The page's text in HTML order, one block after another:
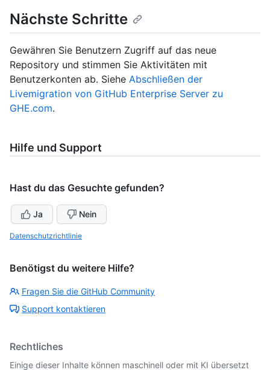
Nächste Schritte
Gewähren Sie Benutzern Zugriff auf das neue
Repository und stimmen Sie Aktivitäten mit
Benutzerkonten ab. Siehe Abschließen der
Livemigration von GitHub Enterprise Server zu
GHE.com.
Hilfe und Support
Hast du das Gesuchte gefunden?
Ja Nein
Datenschutzrichtlinie
Benötigst du weitere Hilfe?
Fragen Sie die GitHub Community
Support kontaktieren
Rechtliches
Einige dieser Inhalte können maschinell oder mit KI übersetzt